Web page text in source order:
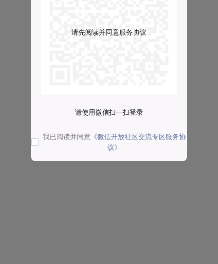
请先阅读并同意服务协议
请使用微信扫一扫登录
我已阅读并同意 《微信开放社区交流专区服务协
议》